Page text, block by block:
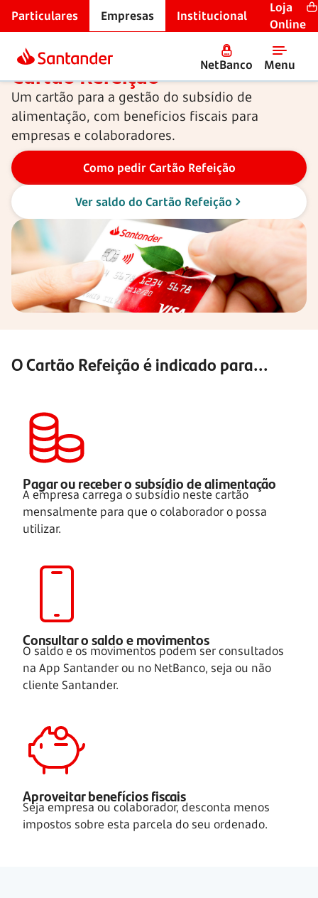
Particulares Empresas Institucional
Loja
Online
NetBanco Menu
Cartões para empresas
Cartão Refeição
Um cartão para a gestão do subsídio de
alimentação, com benefícios fiscais para
empresas e colaboradores.
O Cartão Refeição é indicado para...
Pagar ou receber o subsídio de alimentação
A empresa carrega o subsídio neste cartão
mensalmente para que o colaborador o possa
utilizar.
Consultar o saldo e movimentos
O saldo e os movimentos podem ser consultados
na App Santander ou no NetBanco, seja ou não
cliente Santander.
Aproveitar benefícios fiscais
Seja empresa ou colaborador, desconta menos
impostos sobre esta parcela do seu ordenado.